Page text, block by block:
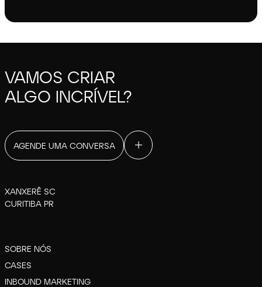
VAMOS CRIAR
ALGO INCRÍVEL?
AGENDE UMA CONVERSA
XANXERÊ SC
CURITIBA PR
SOBRE NÓS
CASES
INBOUND MARKETING